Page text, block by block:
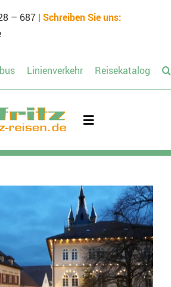
– 687| Schreiben Sie uns:
Linienverkehr Reisekatalog
Toggle
Unsere Reisen
Schülerreisen